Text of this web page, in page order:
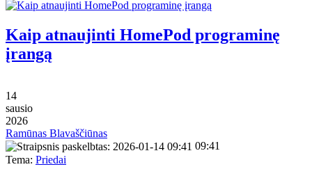
Kaip atnaujinti HomePod programinę
įrangą
14
sausio
2026
Ramūnas Blavaščiūnas
09:41
Tema: Priedai